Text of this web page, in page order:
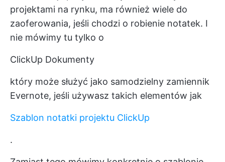
projektami na rynku, ma również wiele do
zaoferowania, jeśli chodzi o robienie notatek. I
nie mówimy tu tylko o
ClickUp Dokumenty
który może służyć jako samodzielny zamiennik
Evernote, jeśli używasz takich elementów jak
Szablon notatki projektu ClickUp
.